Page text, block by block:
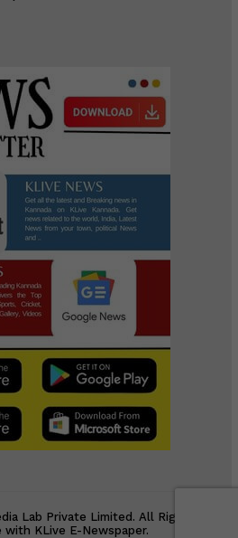
Lab Private Limited. All Rights
with KLive E-Newspaper.